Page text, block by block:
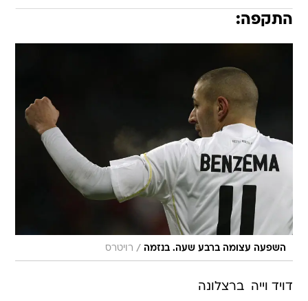
התקפה:
השפעה עצומה ברבע שעה. בנזמה / רויטרס
דויד וייה  ברצלונה